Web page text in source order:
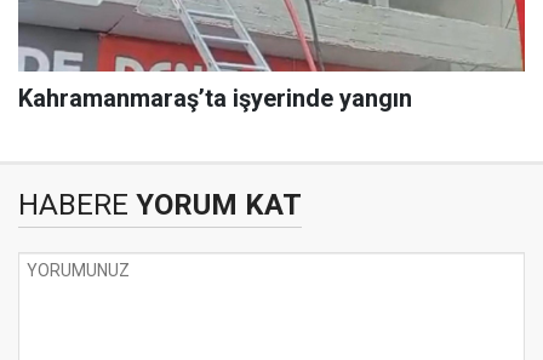
Kahramanmaraş’ta işyerinde yangın
HABERE YORUM KAT